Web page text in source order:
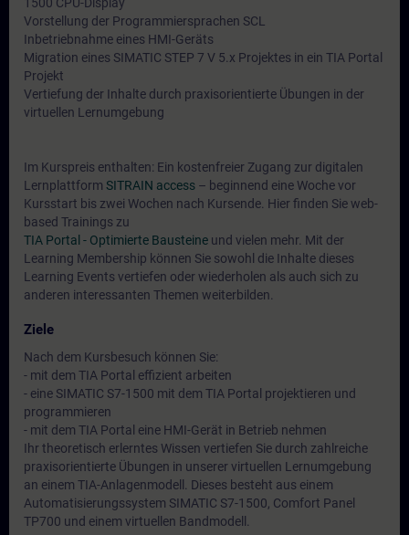
Vorstellung der Programmiersprachen SCL
Inbetriebnahme eines HMI-Geräts
Migration eines SIMATIC STEP 7 V 5.x Projektes in ein TIA Portal
Projekt
Vertiefung der Inhalte durch praxisorientierte Übungen in der
virtuellen Lernumgebung
Im Kurspreis enthalten: Ein kostenfreier Zugang zur digitalen
Lernplattform SITRAIN access – beginnend eine Woche vor
Kursstart bis zwei Wochen nach Kursende. Hier finden Sie web-
based Trainings zu
TIA Portal - Optimierte Bausteine und vielen mehr. Mit der
Learning Membership können Sie sowohl die Inhalte dieses
Learning Events vertiefen oder wiederholen als auch sich zu
anderen interessanten Themen weiterbilden.
Ziele
Nach dem Kursbesuch können Sie:
- mit dem TIA Portal effizient arbeiten
- eine SIMATIC S7-1500 mit dem TIA Portal projektieren und
programmieren
- mit dem TIA Portal eine HMI-Gerät in Betrieb nehmen
Ihr theoretisch erlerntes Wissen vertiefen Sie durch zahlreiche
praxisorientierte Übungen in unserer virtuellen Lernumgebung
an einem TIA-Anlagenmodell. Dieses besteht aus einem
Automatisierungssystem SIMATIC S7-1500, Comfort Panel
TP700 und einem virtuellen Bandmodell.